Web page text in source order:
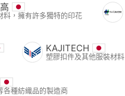
料，擁有許多獨特的印花
KAJITECH
塑膠扣件及其他服裝材料
各種紡織品的製造商